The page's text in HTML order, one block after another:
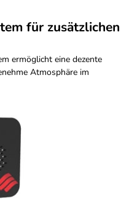
für zusätzlichen
ermöglicht eine dezente
Atmosphäre im